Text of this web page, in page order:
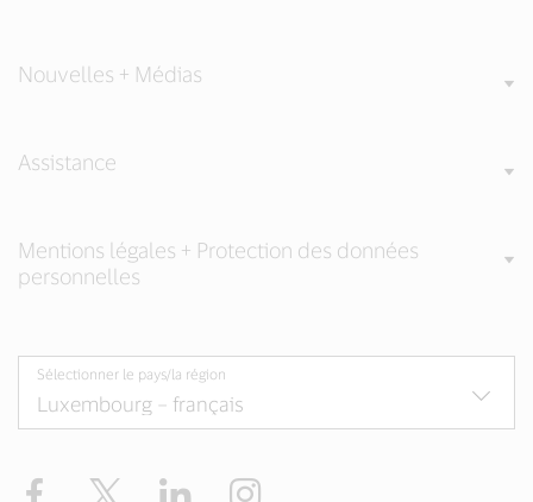
Nouvelles + Médias
Assistance
Mentions légales + Protection des données
personnelles
Sélectionner le pays/la région
Facebook Twitter LinkedIn